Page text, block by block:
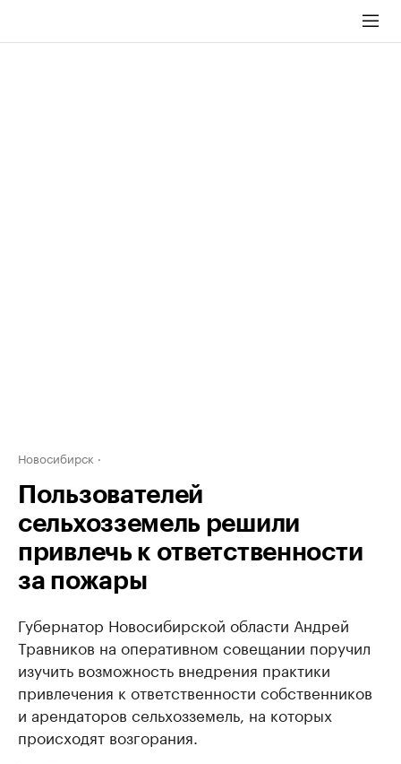
Новосибирск
Пользователей
сельхозземель решили
привлечь к ответственности
за пожары
Губернатор Новосибирской области Андрей
Травников на оперативном совещании поручил
изучить возможность внедрения практики
привлечения к ответственности собственников
и арендаторов сельхозземель, на которых
происходят возгорания.